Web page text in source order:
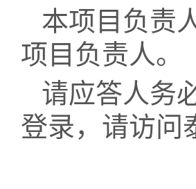
本项目负责人
项目负责人。
请应答人务
登录，请访问